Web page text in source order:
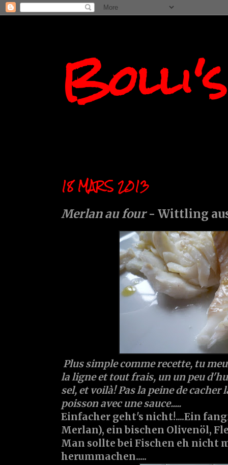
18 MARS 2013
Merlan au four- Wittling
Plus simple comme recette, tu
la ligne et tout frais, un un peu
sel, et voilà! Pas la peine de cacher
poisson avec une sauce.....
Einfacher geht's nicht!....Ein
Merlan), ein bischen Olivenöl,
Man sollte bei Fischen eh nicht
herummachen.....